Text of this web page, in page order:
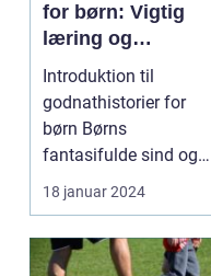
for børn: Vigtig
læring og
fantastiske eventyr
før sengetid
Introduktion til
godnathistorier for
børn Børns
fantasifulde sind og
nysgerrighed kan
bringe dem ti...
18 januar 2024